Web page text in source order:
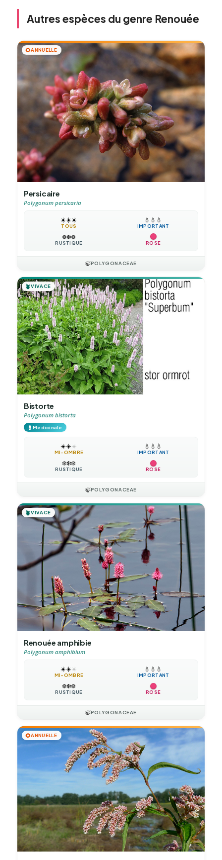
Autres espèces du genre Renouée
🌻ANNUELLE
Persicaire
Polygonum persicaria
☀️☀️☀️
TOUS
💧 💧 💧
IMPORTANT
❄️❄️❄️
RUSTIQUE ROSE
🍃POLYGONACEAE
🪴VIVACE
Bistorte
Polygonum bistorta
💊Médicinale
☀️☀️☀️
MI-OMBRE
💧 💧 💧
IMPORTANT
❄️❄️❄️
RUSTIQUE ROSE
🍃POLYGONACEAE
🪴VIVACE
Renouée amphibie
Polygonum amphibium
☀️☀️☀️
MI-OMBRE
💧 💧 💧
IMPORTANT
❄️❄️❄️
RUSTIQUE ROSE
🍃POLYGONACEAE
🌻ANNUELLE